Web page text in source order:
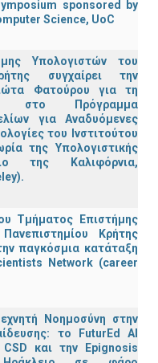
sponsored by
Science, UoC
Υπολογιστών του
συγχαίρει την
Φατούρου για τη
στο Πρόγραμμα
για Αναδυόμενες
του Ινστιτούτου
της Υπολογιστικής
της Καλιφόρνια,
Τμήματος Επιστήμης
Κρήτης
παγκόσμια κατάταξη
Network (career
Νοημοσύνη στην
το FuturEd AI
και την Epignosis